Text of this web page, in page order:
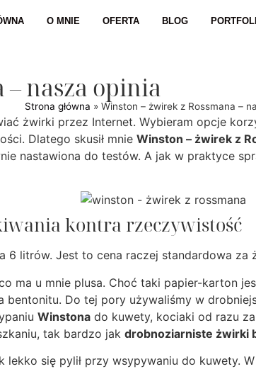
O MNIE OFERTA BLOG
nasza opinia
Strona główna » Winston – żwirek z Rossmana –
żwirki przez Internet. Wybieram opcje
Dlatego skusił mnie Winston – żwirek z
nastawiona do testów. A jak w praktyce
kontra rzeczywistość
6 litrów. Jest to cena raczej standardowa
ma u mnie plusa. Choć taki papier-karton
bentonitu. Do tej pory używaliśmy w
Winstona do kuwety, kociaki od razu
tak bardzo jak drobnoziarniste żwirki
się pylił przy wsypywaniu do kuwety.